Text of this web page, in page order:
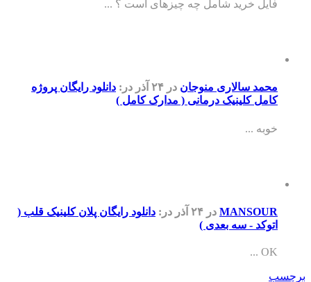
خرید شامل چه چیزهای است ؟ ...
سالاری منوجان در ۲۴ آذر در: دانلود رایگان پروژه
کلینیک درمانی ( مدارک کامل )
در ۲۴ آذر در: دانلود رایگان پلان کلینیک قلب (
- سه بعدی )